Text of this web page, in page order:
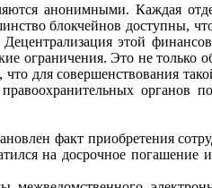
анонимными. Каждая
блокчейнов доступны,
Децентрализация этой
ограничения. Это не только
что для совершенствования
правоохранительных органов по
факт приобретения
на досрочное погашение